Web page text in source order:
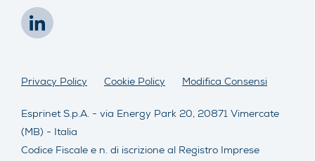
Esprinet S.p.A. - via Energy Park 20, 20871 Vimercate
(MB) - Italia
Codice Fiscale e n. di iscrizione al Registro Imprese
Privacy Policy Cookie Policy Modifica Consensi